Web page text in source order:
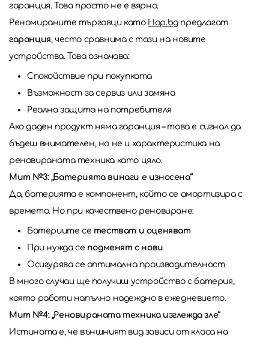
гаранция. Това просто не е вярно.
Реномираните търговци като Hop.bgпредлагат
гаранция, често сравнима с тази на новите
устройства. Това означава:
Спокойствие при покупката
Възможност за сервиз или замяна
Реална защита на потребителя
Ако даден продукт няма гаранция – това е сигнал да
бъдеш внимателен, но не и характеристика на
реновираната техника като цяло.
Мит №3: „Батерията винаги е износена“
Да, батерията е компонент, който се амортизира с
времето. Но при качествено реновиране:
Батериите се тестват и оценяват
При нужда се подменят с нови
Осигурява се оптимална производителност
В много случаи ще получиш устройство с батерия,
която работи напълно надеждно в ежедневието.
Мит №4: „Реновираната техника изглежда зле“
Истината е, че външният вид зависи от класа на